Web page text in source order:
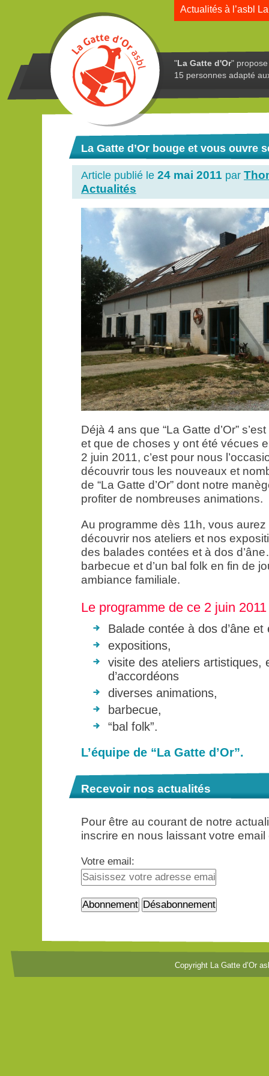
Actualités à l’asbl
"La Gatte d'Or"
15 personnes adapté
La Gatte d’Or bouge et vous ouvre
Article publié le 24 mai 2011 par
Actualités
Déjà 4 ans que “La Gatte d’Or”
et que de choses y ont été vécues
2 juin 2011, c’est pour nous
découvrir tous les nouveaux et
de “La Gatte d’Or” dont notre
profiter de nombreuses animations.
Au programme dès 11h, vous aurez
découvrir nos ateliers et nos
des balades contées et à dos
barbecue et d’un bal folk en fin de
ambiance familiale.
Le programme de ce 2 juin
Balade contée à dos d’âne et
expositions,
visite des ateliers artistiques,
d’accordéons
diverses animations,
barbecue,
“bal folk”.
L’équipe de “La Gatte d’Or”.
Recevoir nos actualités
Pour être au courant de notre
inscrire en nous laissant votre
Votre email:
Copyright La Gatte d’Or